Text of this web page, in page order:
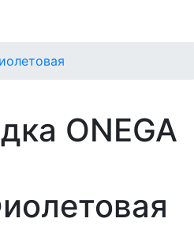
ONEGA